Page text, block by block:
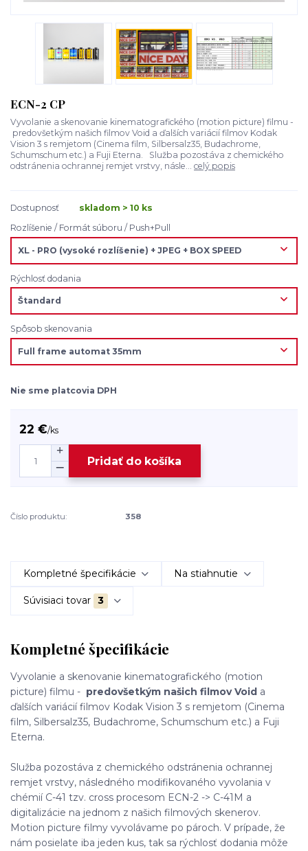
ECN-2 CP
Vyvolanie a skenovanie kinematografického (motion picture) filmu -
predovšetkým našich filmov Void a ďalších variácií filmov Kodak
Vision 3 s remjetom (Cinema film, Silbersalz35, Budachrome,
Schumschum etc.) a Fuji Eterna. Služba pozostáva z chemického
odstránenia ochrannej remjet vrstvy, násle... celý popis
Dostupnosť
skladom > 10 ks
Rozlíšenie / Formát súboru / Push+Pull
Rýchlosť dodania
Spôsob skenovania
Nie sme platcovia DPH
22 €/ks
Pridať do košíka
Číslo produktu: 358
Kompletné špecifikácie Na stiahnutie
Súvisiaci tovar 3
Kompletné špecifikácie
Vyvolanie a skenovanie kinematografického (motion
picture) filmu - predovšetkým našich filmov Void a
ďalších variácií filmov Kodak Vision 3 s remjetom (Cinema
film, Silbersalz35, Budachrome, Schumschum etc.) a Fuji
Eterna.
Služba pozostáva z chemického odstránenia ochrannej
remjet vrstvy, následného modifikovaného vyvolania v
chémií C-41 tzv. cross procesom ECN-2 -> C-41M a
digitalizácie na jednom z našich filmových skenerov.
Motion picture filmy vyvolávame po pároch. V prípade, že
nám posielate iba jeden kus, tak sa rýchlosť dodania môže